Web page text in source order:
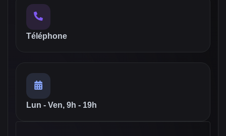
Téléphone
Lun - Ven, 9h - 19h